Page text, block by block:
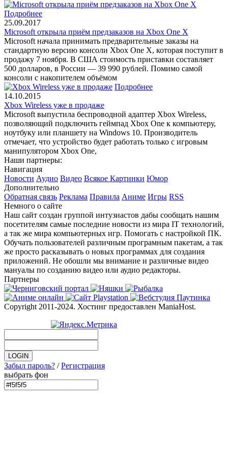
Подробнее
25.09.2017
Microsoft открыла приём предзаказов на Xbox One X
Microsoft начала принимать предварительные заказы на
стандартную версию консоли Xbox One X, которая поступит в
продажу 7 ноября. В США стоимость приставки составляет
500 долларов, в России — 39 990 рублей. Помимо самой
консоли с накопителем объёмом
Подробнее
14.10.2015
Xbox Wireless уже в продаже
Microsoft выпустила беспроводной адаптер Xbox Wireless,
позволяющий подключить геймпад Xbox One к компьютеру,
ноутбуку или планшету на Windows 10. Производитель
отмечает, что устройство будет работать только с игровым
манипулятором Xbox One,
Наши партнеры:
Навигация
Новости Аудио Видео Всякое Картинки Юмор
Дополнительно
Обратная связь Реклама Правила Аниме Игры RSS
Немного о сайте
Наш сайт создан группой интузиастов дабы сообщать нашим
посетителям самые последние новости из мира IT технологий,
а так же мира компьютерных игр. Помогать с настройкой ПК.
Обучать пользователей различным програмным пакетам, а так
же просто расказывать о новых программах для создания
приложений. Не обошли мы внимание и различные видео
мануалы по созданию видео или аудио редакторы.
Партнеры
Copyright 2011-2024. Хостинг предоставлен ManiaHost.
Забыл пароль? /Регистрация
выбрать фон